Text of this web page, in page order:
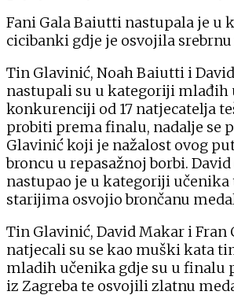
Fani Gala Baiutti nastupala je u
cicibanki gdje je osvojila
Tin Glavinić, Noah Baiutti i
nastupali su u kategoriji mlađih
konkurenciji od 17 natjecatelja
probiti prema finalu, nadalje se
Glavinić koji je nažalost ovog
broncu u repasažnoj borbi.
nastupao je u kategoriji učenika
starijima osvojio brončanu
Tin Glavinić, David Makar i Fran
natjecali su se kao muški kata
mladih učenika gdje su u finalu
iz Zagreba te osvojili zlatnu